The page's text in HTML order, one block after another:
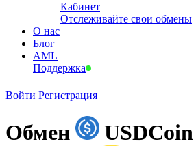
Кабинет
Отслеживайте свои обмены
О нас
Блог
AML
Поддержка
Войти Регистрация
Обмен